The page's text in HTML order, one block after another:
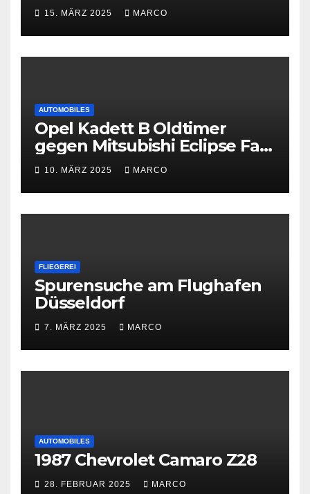
15. MÄRZ 2025 MARCO
AUTOMOBILES
Opel Kadett B Oldtimer
gegen Mitsubishi Eclipse Fast
and Furious
10. MÄRZ 2025 MARCO
FLIEGEREI
Spurensuche am Flughafen
Düsseldorf
7. MÄRZ 2025 MARCO
AUTOMOBILES
1987 Chevrolet Camaro Z28
28. FEBRUAR 2025 MARCO